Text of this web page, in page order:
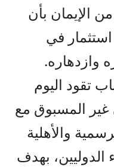
الإيمان بأن
في
وازدهاره.
تقود اليوم
غير المسبوق مع
والأهلية
بهدف